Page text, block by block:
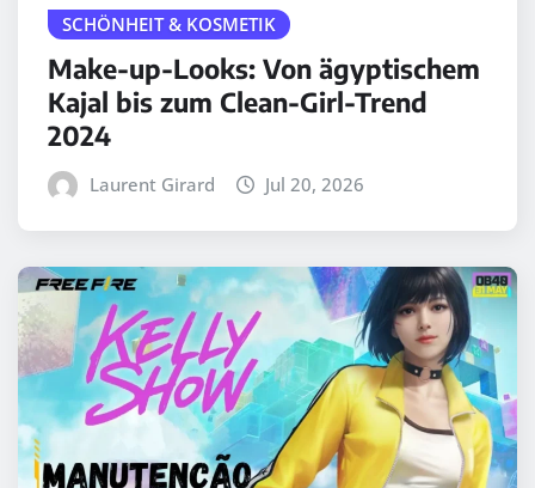
SCHÖNHEIT & KOSMETIK
Make-up-Looks: Von ägyptischem
Kajal bis zum Clean-Girl-Trend
2024
Laurent Girard Jul 20, 2026